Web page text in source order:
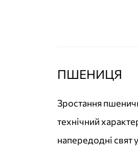
ПШЕНИЦЯ
Зростання
технічний
напередодні свят